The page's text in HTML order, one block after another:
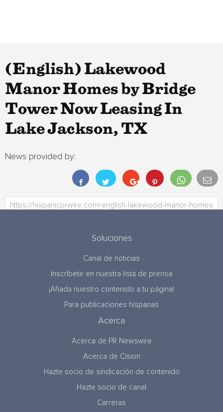
(English) Lakewood
Manor Homes by Bridge
Tower Now Leasing In
Lake Jackson, TX
News provided by:
Soluciones
Canal de noticias
Inscríbete en nuestra lista de prensa
¡Añada nuestro contenido a tu página!
Para publicaciones hispanas
Acerca
Acerca de PR Newswire
Acerca de Cision
Hazte socio de sindicación de contenido
Hazte socio de canal
Carreras